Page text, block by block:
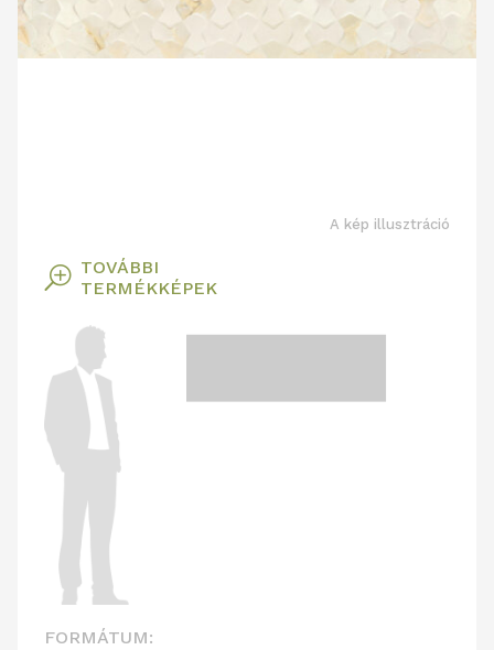
A kép illusztráció
T TOVÁBBI
TERMÉKKÉPEK
FORMÁTUM: